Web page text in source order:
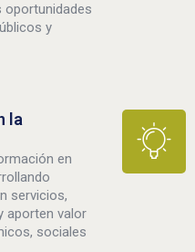
oportunidades
y
la
en
servicios,
aporten valor
sociales